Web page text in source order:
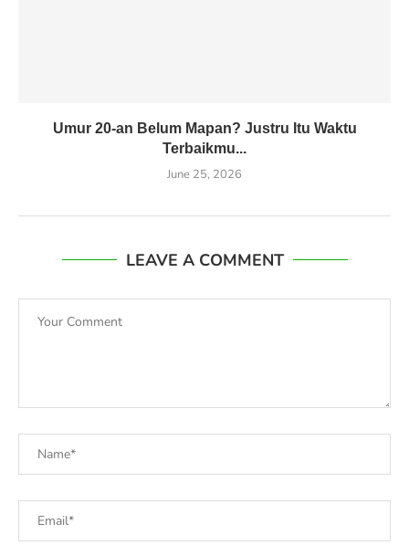
Umur 20-an Belum Mapan? Justru Itu Waktu
Terbaikmu...
June 25, 2026
LEAVE A COMMENT